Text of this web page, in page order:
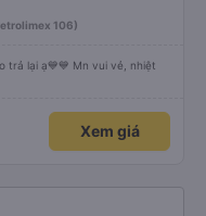
106)
trả lại ạ💙💙 Mn vui vẻ, nhiệt
Xem giá